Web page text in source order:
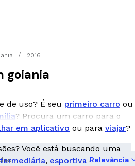
2016
goiania
de uso? É seu primeiro carro ou
? Procura um carro para o
em aplicativo ou para viajar?
Você está buscando uma
, esportiva ou
Relevância